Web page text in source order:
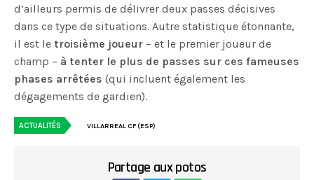
d’ailleurs permis de délivrer deux passes décisives
dans ce type de situations. Autre statistique étonnante,
il est le troisième joueur – et le premier joueur de
champ – à tenter le plus de passes sur ces fameuses
phases arrêtées (qui incluent également les
dégagements de gardien).
ACTUALITÉS VILLARREAL CF (ESP)
Partage aux potos